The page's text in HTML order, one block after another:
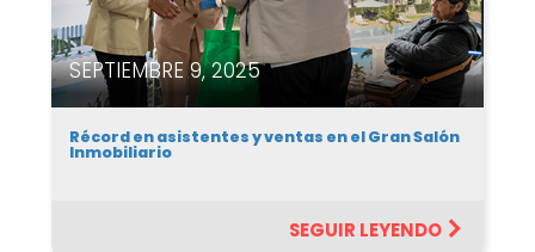
SEPTIEMBRE 9, 2025
Récord en asistentes y ventas en el Gran Salón
Inmobiliario
SEGUIR LEYENDO